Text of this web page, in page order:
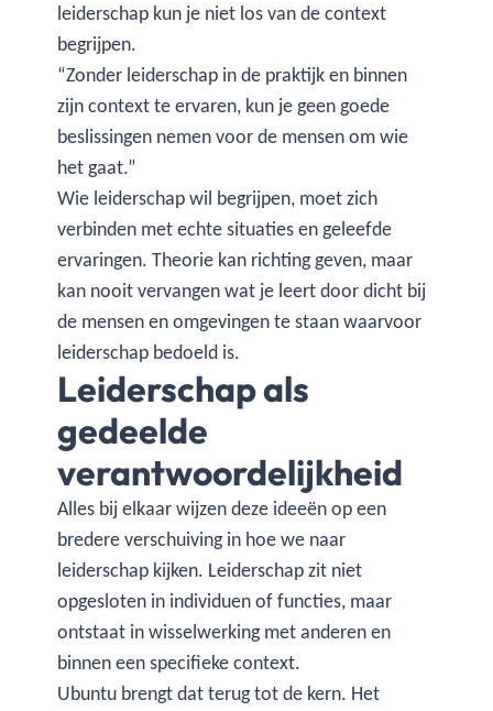
leiderschap kun je niet los van de context
begrijpen.
“Zonder leiderschap in de praktijk en binnen
zijn context te ervaren, kun je geen goede
beslissingen nemen voor de mensen om wie
het gaat.”
Wie leiderschap wil begrijpen, moet zich
verbinden met echte situaties en geleefde
ervaringen. Theorie kan richting geven, maar
kan nooit vervangen wat je leert door dicht bij
de mensen en omgevingen te staan waarvoor
leiderschap bedoeld is.
Leiderschap als
gedeelde
verantwoordelijkheid
Alles bij elkaar wijzen deze ideeën op een
bredere verschuiving in hoe we naar
leiderschap kijken. Leiderschap zit niet
opgesloten in individuen of functies, maar
ontstaat in wisselwerking met anderen en
binnen een specifieke context.
Ubuntu brengt dat terug tot de kern. Het